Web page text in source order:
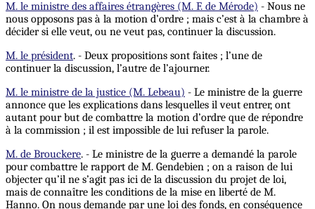
M. le ministre des affaires étrangères (M. F. de Mérode) - Nous ne
nous opposons pas à la motion d’ordre ; mais c’est à la chambre à
décider si elle veut, ou ne veut pas, continuer la discussion.
M. le président. - Deux propositions sont faites ; l’une de
continuer la discussion, l’autre de l’ajourner.
M. le ministre de la justice (M. Lebeau) - Le ministre de la guerre
annonce que les explications dans lesquelles il veut entrer, ont
autant pour but de combattre la motion d’ordre que de répondre
à la commission ; il est impossible de lui refuser la parole.
M. de Brouckere. - Le ministre de la guerre a demandé la parole
pour combattre le rapport de M. Gendebien ; on a raison de lui
objecter qu’il ne s’agit pas ici de la discussion du projet de loi,
mais de connaître les conditions de la mise en liberté de M.
Hanno. On nous demande par une loi des fonds, en conséquence